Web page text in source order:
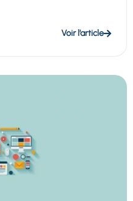
Voir l’article